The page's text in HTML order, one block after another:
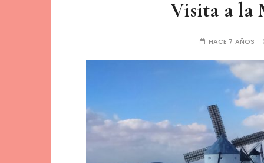
Visita a la
HACE 7 AÑOS